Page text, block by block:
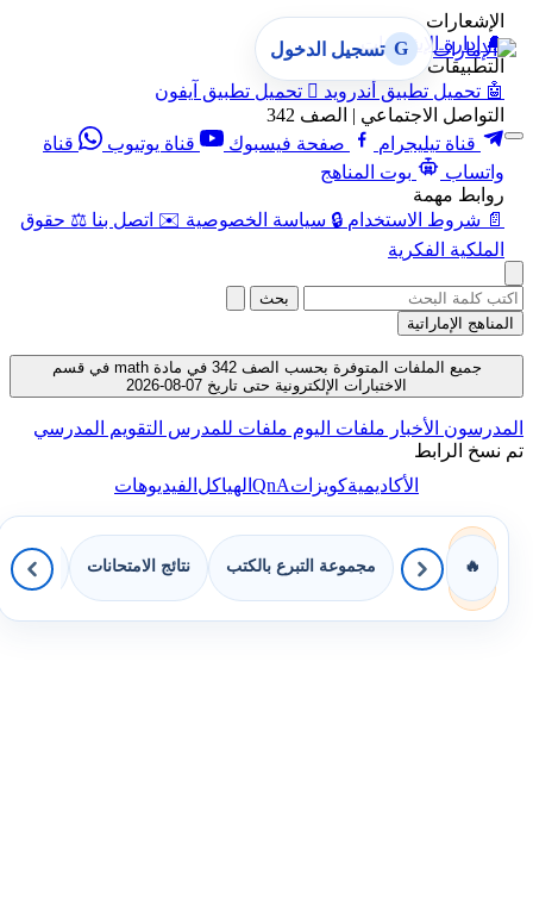
الإشعارات
🔔 إدارة الإشعارات
التطبيقات
🤖 تحميل تطبيق أندرويد  تحميل تطبيق آيفون
التواصل الاجتماعي | الصف 342
قناة تيليجرام
صفحة فيسبوك قناة يوتيوب
قناة
واتساب
بوت المناهج
روابط مهمة
📄 شروط الاستخدام 🔒 سياسة الخصوصية ✉️ اتصل بنا ⚖️ حقوق
الملكية الفكرية
G تسجيل الدخول
بحث
المناهج الإماراتية
جميع الملفات المتوفرة بحسب الصف 342 في مادة math في قسم
الاختبارات الإلكترونية حتى تاريخ 07-08-2026
المدرسون الأخبار ملفات اليوم ملفات للمدرس التقويم المدرسي
تم نسخ الرابط
الأكاديميةكويزاتQnAالهياكلالفيديوهات
🔥 مجموعة التبرع بالكتب نتائج الامتحانات